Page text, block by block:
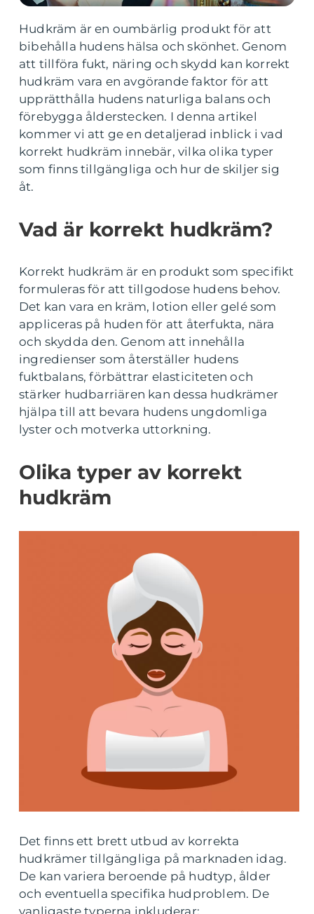
Hudkräm är en oumbärlig produkt för att
bibehålla hudens hälsa och skönhet. Genom
att tillföra fukt, näring och skydd kan korrekt
hudkräm vara en avgörande faktor för att
upprätthålla hudens naturliga balans och
förebygga ålderstecken. I denna artikel
kommer vi att ge en detaljerad inblick i vad
korrekt hudkräm innebär, vilka olika typer
som finns tillgängliga och hur de skiljer sig
åt.
Vad är korrekt hudkräm?
Korrekt hudkräm är en produkt som specifikt
formuleras för att tillgodose hudens behov.
Det kan vara en kräm, lotion eller gelé som
appliceras på huden för att återfukta, nära
och skydda den. Genom att innehålla
ingredienser som återställer hudens
fuktbalans, förbättrar elasticiteten och
stärker hudbarriären kan dessa hudkrämer
hjälpa till att bevara hudens ungdomliga
lyster och motverka uttorkning.
Olika typer av korrekt
hudkräm
Det finns ett brett utbud av korrekta
hudkrämer tillgängliga på marknaden idag.
De kan variera beroende på hudtyp, ålder
och eventuella specifika hudproblem. De
vanligaste typerna inkluderar: